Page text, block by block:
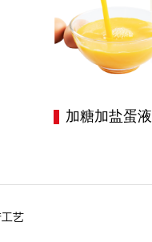
加糖加盐蛋液
艺